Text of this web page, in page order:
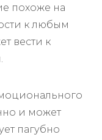
похоже на
к любым
вести к
и может
пагубно